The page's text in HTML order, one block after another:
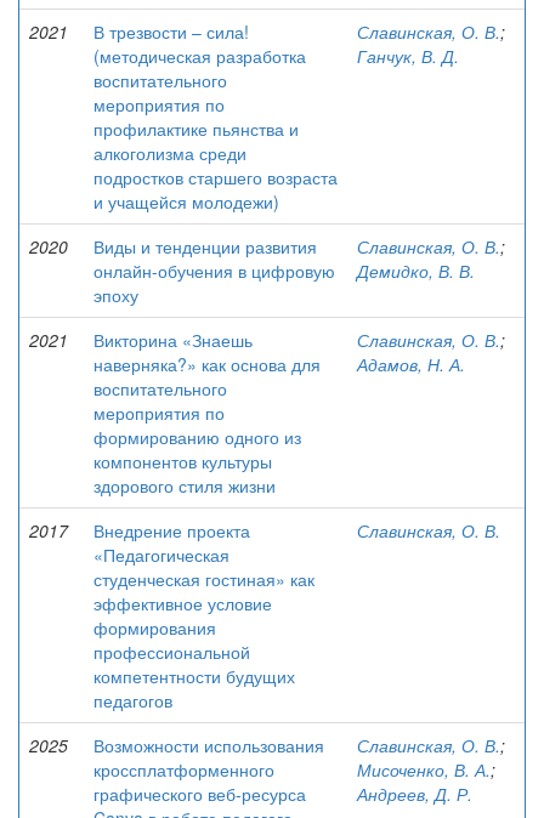
2021
В трезвости – сила!
(методическая разработка
воспитательного
мероприятия по
профилактике пьянства и
алкоголизма среди
подростков старшего возраста
и учащейся молодежи)
Славинская, О. В.;
Ганчук, В. Д.
2020
Виды и тенденции развития
онлайн-обучения в цифровую
эпоху
Славинская, О. В.;
Демидко, В. В.
2021
Викторина «Знаешь
наверняка?» как основа для
воспитательного
мероприятия по
формированию одного из
компонентов культуры
здорового стиля жизни
Славинская, О. В.;
Адамов, Н. А.
2017
Внедрение проекта
«Педагогическая
студенческая гостиная» как
эффективное условие
формирования
профессиональной
компетентности будущих
педагогов
Славинская, О. В.
2025
Возможности использования
кроссплатформенного
графического веб-ресурса
Славинская, О. В.;
Мисоченко, В. А.;
Андреев, Д. Р.